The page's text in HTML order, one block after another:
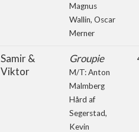
Magnus
Wallin, Oscar
Merner
Samir &
Viktor
Groupie
M/T: Anton
Malmberg
Hård af
Segerstad,
Kevin